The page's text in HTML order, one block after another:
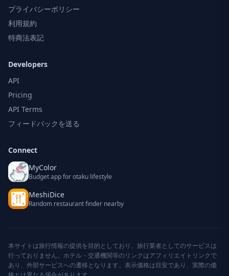
プライバシーポリシー
利用規約
特商法表記
Developers
API
Pricing
API Terms
フィードバックを送る
Connect
MyColor
Budget app for otaku lifestyle
MeshiDice
Random restaurant finder nearby
本サイトは旅行情報の提供を目的としており、旅行業者としてのサービスは
行っておりません。ホテル・交通機関等のリンクはアフィリエイトリンクで
あり、外部サービスへの遷移となります。表示価格は目安であり、実際の価